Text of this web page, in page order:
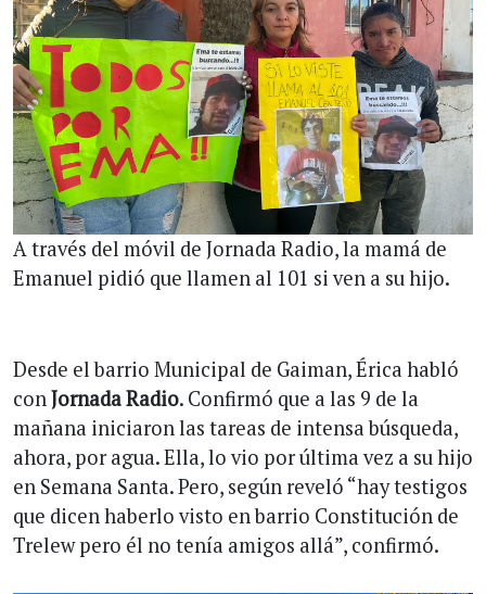
A través del móvil de Jornada Radio, la mamá de
Emanuel pidió que llamen al 101 si ven a su hijo.
Desde el barrio Municipal de Gaiman, Érica habló
conJornada Radio. Confirmó que a las 9 de la
mañana iniciaron las tareas de intensa búsqueda,
ahora, por agua. Ella, lo vio por última vez a su hijo
en Semana Santa. Pero, según reveló “hay testigos
que dicen haberlo visto en barrio Constitución de
Trelew pero él no tenía amigos allá”, confirmó.